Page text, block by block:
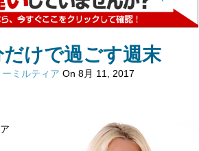
けで過ごす週末
ーミルティア On 8月 11, 2017